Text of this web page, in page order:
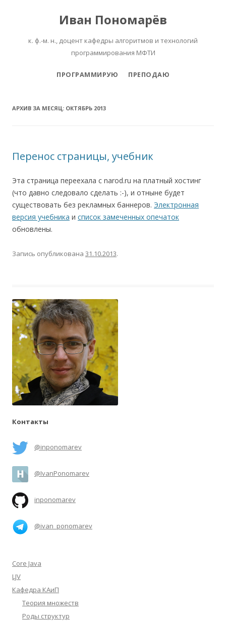
Иван Пономарёв
к. ф.-м. н., доцент кафедры алгоритмов и технологий
программирования МФТИ
Перейти к содержимому
ПРОГРАММИРУЮ ПРЕПОДАЮ
АРХИВ ЗА МЕСЯЦ: ОКТЯБРЬ 2013
Перенос страницы, учебник
Эта страница переехала с narod.ru на платный хостинг
(что давно следовало сделать :-), и отныне будет
существовать без рекламных баннеров. Электронная
версия учебника и список замеченных опечаток
обновлены.
Запись опубликована 31.10.2013.
Контакты
@inponomarev
@IvanPonomarev
inponomarev
@ivan_ponomarev
Core Java
LJV
Кафедра КАиП
Теория множеств
Роды структур